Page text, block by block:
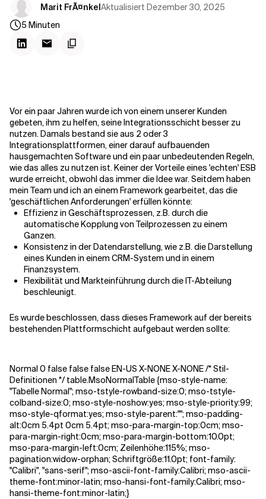
Verwandte Themen
Marit FrÃ¤nkelAktualisiert Dezember 30, 2025
5 Minuten
Vor ein paar Jahren wurde ich von einem unserer Kunden
gebeten, ihm zu helfen, seine Integrationsschicht besser zu
nutzen. Damals bestand sie aus 2 oder 3
Integrationsplattformen, einer darauf aufbauenden
hausgemachten Software und ein paar unbedeutenden Regeln,
wie das alles zu nutzen ist. Keiner der Vorteile eines 'echten' ESB
wurde erreicht, obwohl das immer die Idee war. Seitdem haben
mein Team und ich an einem Framework gearbeitet, das die
'geschäftlichen Anforderungen' erfüllen könnte:
Effizienz in Geschäftsprozessen, z.B. durch die
automatische Kopplung von Teilprozessen zu einem
Ganzen.
Konsistenz in der Datendarstellung, wie z.B. die Darstellung
eines Kunden in einem CRM-System und in einem
Finanzsystem.
Flexibilität und Markteinführung durch die IT-Abteilung
beschleunigt.
Es wurde beschlossen, dass dieses Framework auf der bereits
bestehenden Plattformschicht aufgebaut werden sollte:
Normal 0 false false false EN-US X-NONE X-NONE/* Stil-
Definitionen */ table.MsoNormalTable {mso-style-name:
"Tabelle Normal"; mso-tstyle-rowband-size:0; mso-tstyle-
colband-size:0; mso-style-noshow:yes; mso-style-priority:99;
mso-style-qformat:yes; mso-style-parent:""; mso-padding-
alt:0cm 5.4pt 0cm 5.4pt; mso-para-margin-top:0cm; mso-
para-margin-right:0cm; mso-para-margin-bottom:10.0pt;
mso-para-margin-left:0cm; Zeilenhöhe:115%; mso-
pagination:widow-orphan; Schriftgröße:11.0pt; font-family:
"Calibri", "sans-serif"; mso-ascii-font-family:Calibri; mso-ascii-
theme-font:minor-latin; mso-hansi-font-family:Calibri; mso-
hansi-theme-font:minor-latin;}